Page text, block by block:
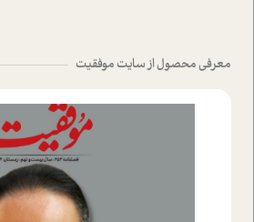
معرفی محصول از سایت موفقیت